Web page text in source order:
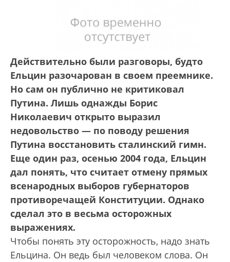
Действительно были разговоры, будто
Ельцин разочарован в своем преемнике.
Но сам он публично не критиковал
Путина. Лишь однажды Борис
Николаевич открыто выразил
недовольство — по поводу решения
Путина восстановить сталинский гимн.
Еще один раз, осенью 2004 года, Ельцин
дал понять, что считает отмену прямых
всенародных выборов губернаторов
противоречащей Конституции. Однако
сделал это в весьма осторожных
выражениях.
Чтобы понять эту осторожность, надо знать
Ельцина. Он ведь был человеком слова. Он